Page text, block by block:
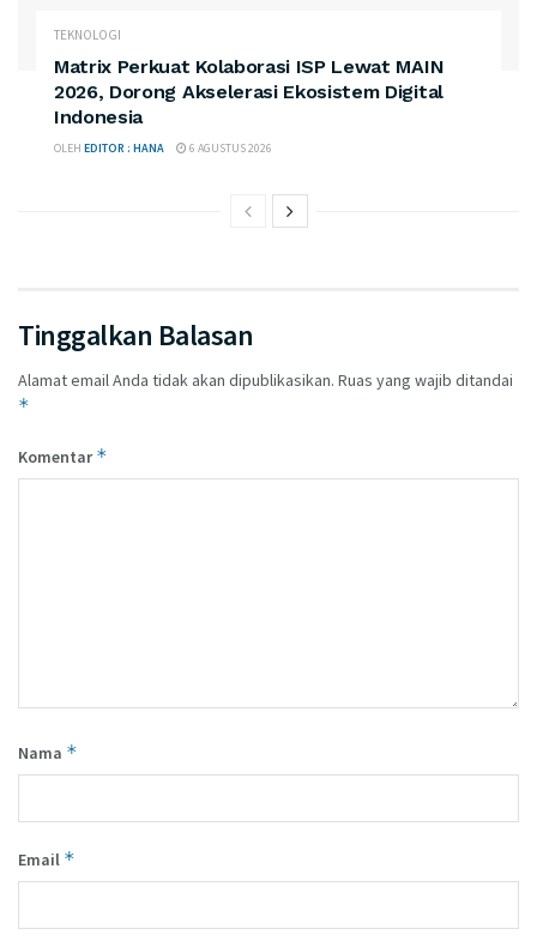
TEKNOLOGI
Matrix Perkuat Kolaborasi ISP Lewat MAIN
2026, Dorong Akselerasi Ekosistem Digital
Indonesia
OLEH EDITOR : HANA 6 AGUSTUS 2026
Tinggalkan Balasan
Alamat email Anda tidak akan dipublikasikan. Ruas yang wajib ditandai
*
Komentar*
Nama *
Email *